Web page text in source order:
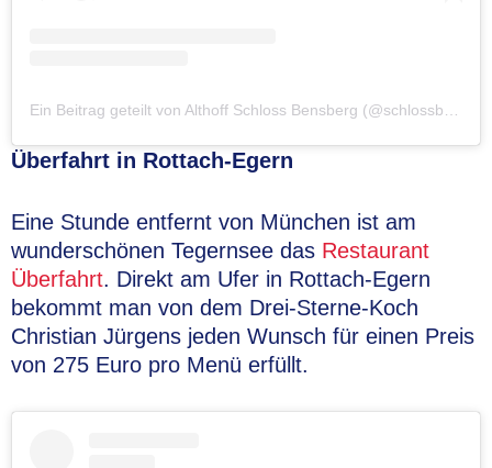
Überfahrt in Rottach-Egern
Eine Stunde entfernt von München ist am
wunderschönen Tegernsee das Restaurant
Überfahrt. Direkt am Ufer in Rottach-Egern
bekommt man von dem Drei-Sterne-Koch
Christian Jürgens jeden Wunsch für einen Preis
von 275 Euro pro Menü erfüllt.